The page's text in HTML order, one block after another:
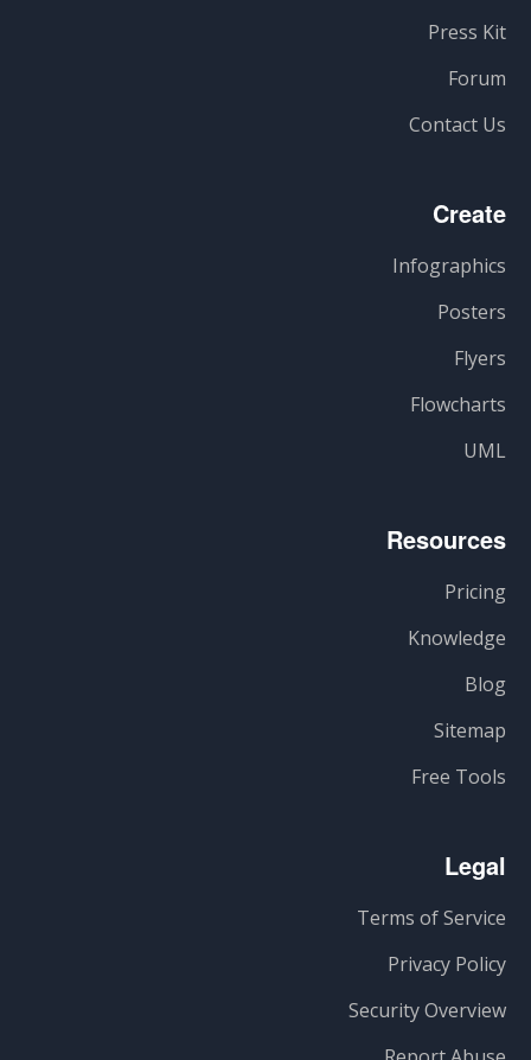
Press Kit
Forum
Contact Us
Create
Infographics
Posters
Flyers
Flowcharts
UML
Resources
Pricing
Knowledge
Blog
Sitemap
Free Tools
Legal
Terms of Service
Privacy Policy
Security Overview